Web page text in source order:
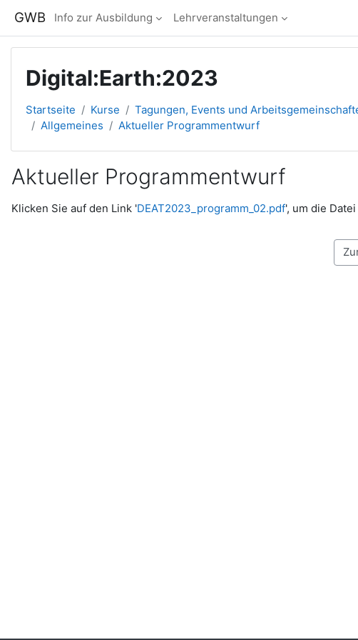
GWB Info zur Ausbildung Lehrveranstaltungen
Digital:Earth:2023
Startseite Kurse Tagungen, Events und
Allgemeines
Aktueller Programmentwurf
Aktueller Programmentwurf
Abschlussbedingungen
Klicken Sie auf den Link 'DEAT2023_programm_02.pdf', um die
Zur